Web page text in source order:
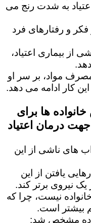
به شدت رنج می
و رفتارهای فرد
از بیماری اعتیاد،
مصرف مواد، بر سر او
کار ادامه می دهد.
ها برای
درمان اعتیاد
های ناشی از این
یافتن از این
نیروی برتر کند.
نیست، چرا که
بیشتر است.
مشخص شد: